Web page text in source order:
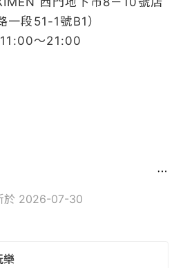
一段51-1號B1）
～21:00
於 2026-07-30
樂